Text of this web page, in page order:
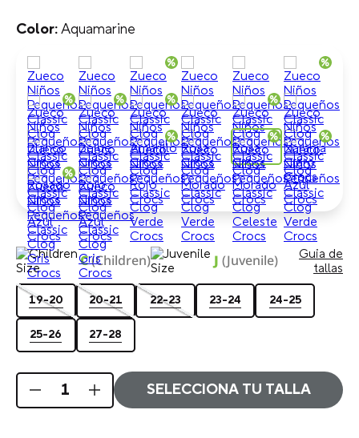
Aquamarine
C(Children) J (Juvenile)
Guia de
tallas
19-20 20-21 22-23 23-24 24-25
25-26 27-28
SELECCIONA TU TALLA